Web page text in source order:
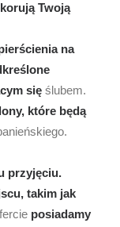
Twoją
na
się ślubem.
które będą
przyjęciu.
takim jak
posiadamy